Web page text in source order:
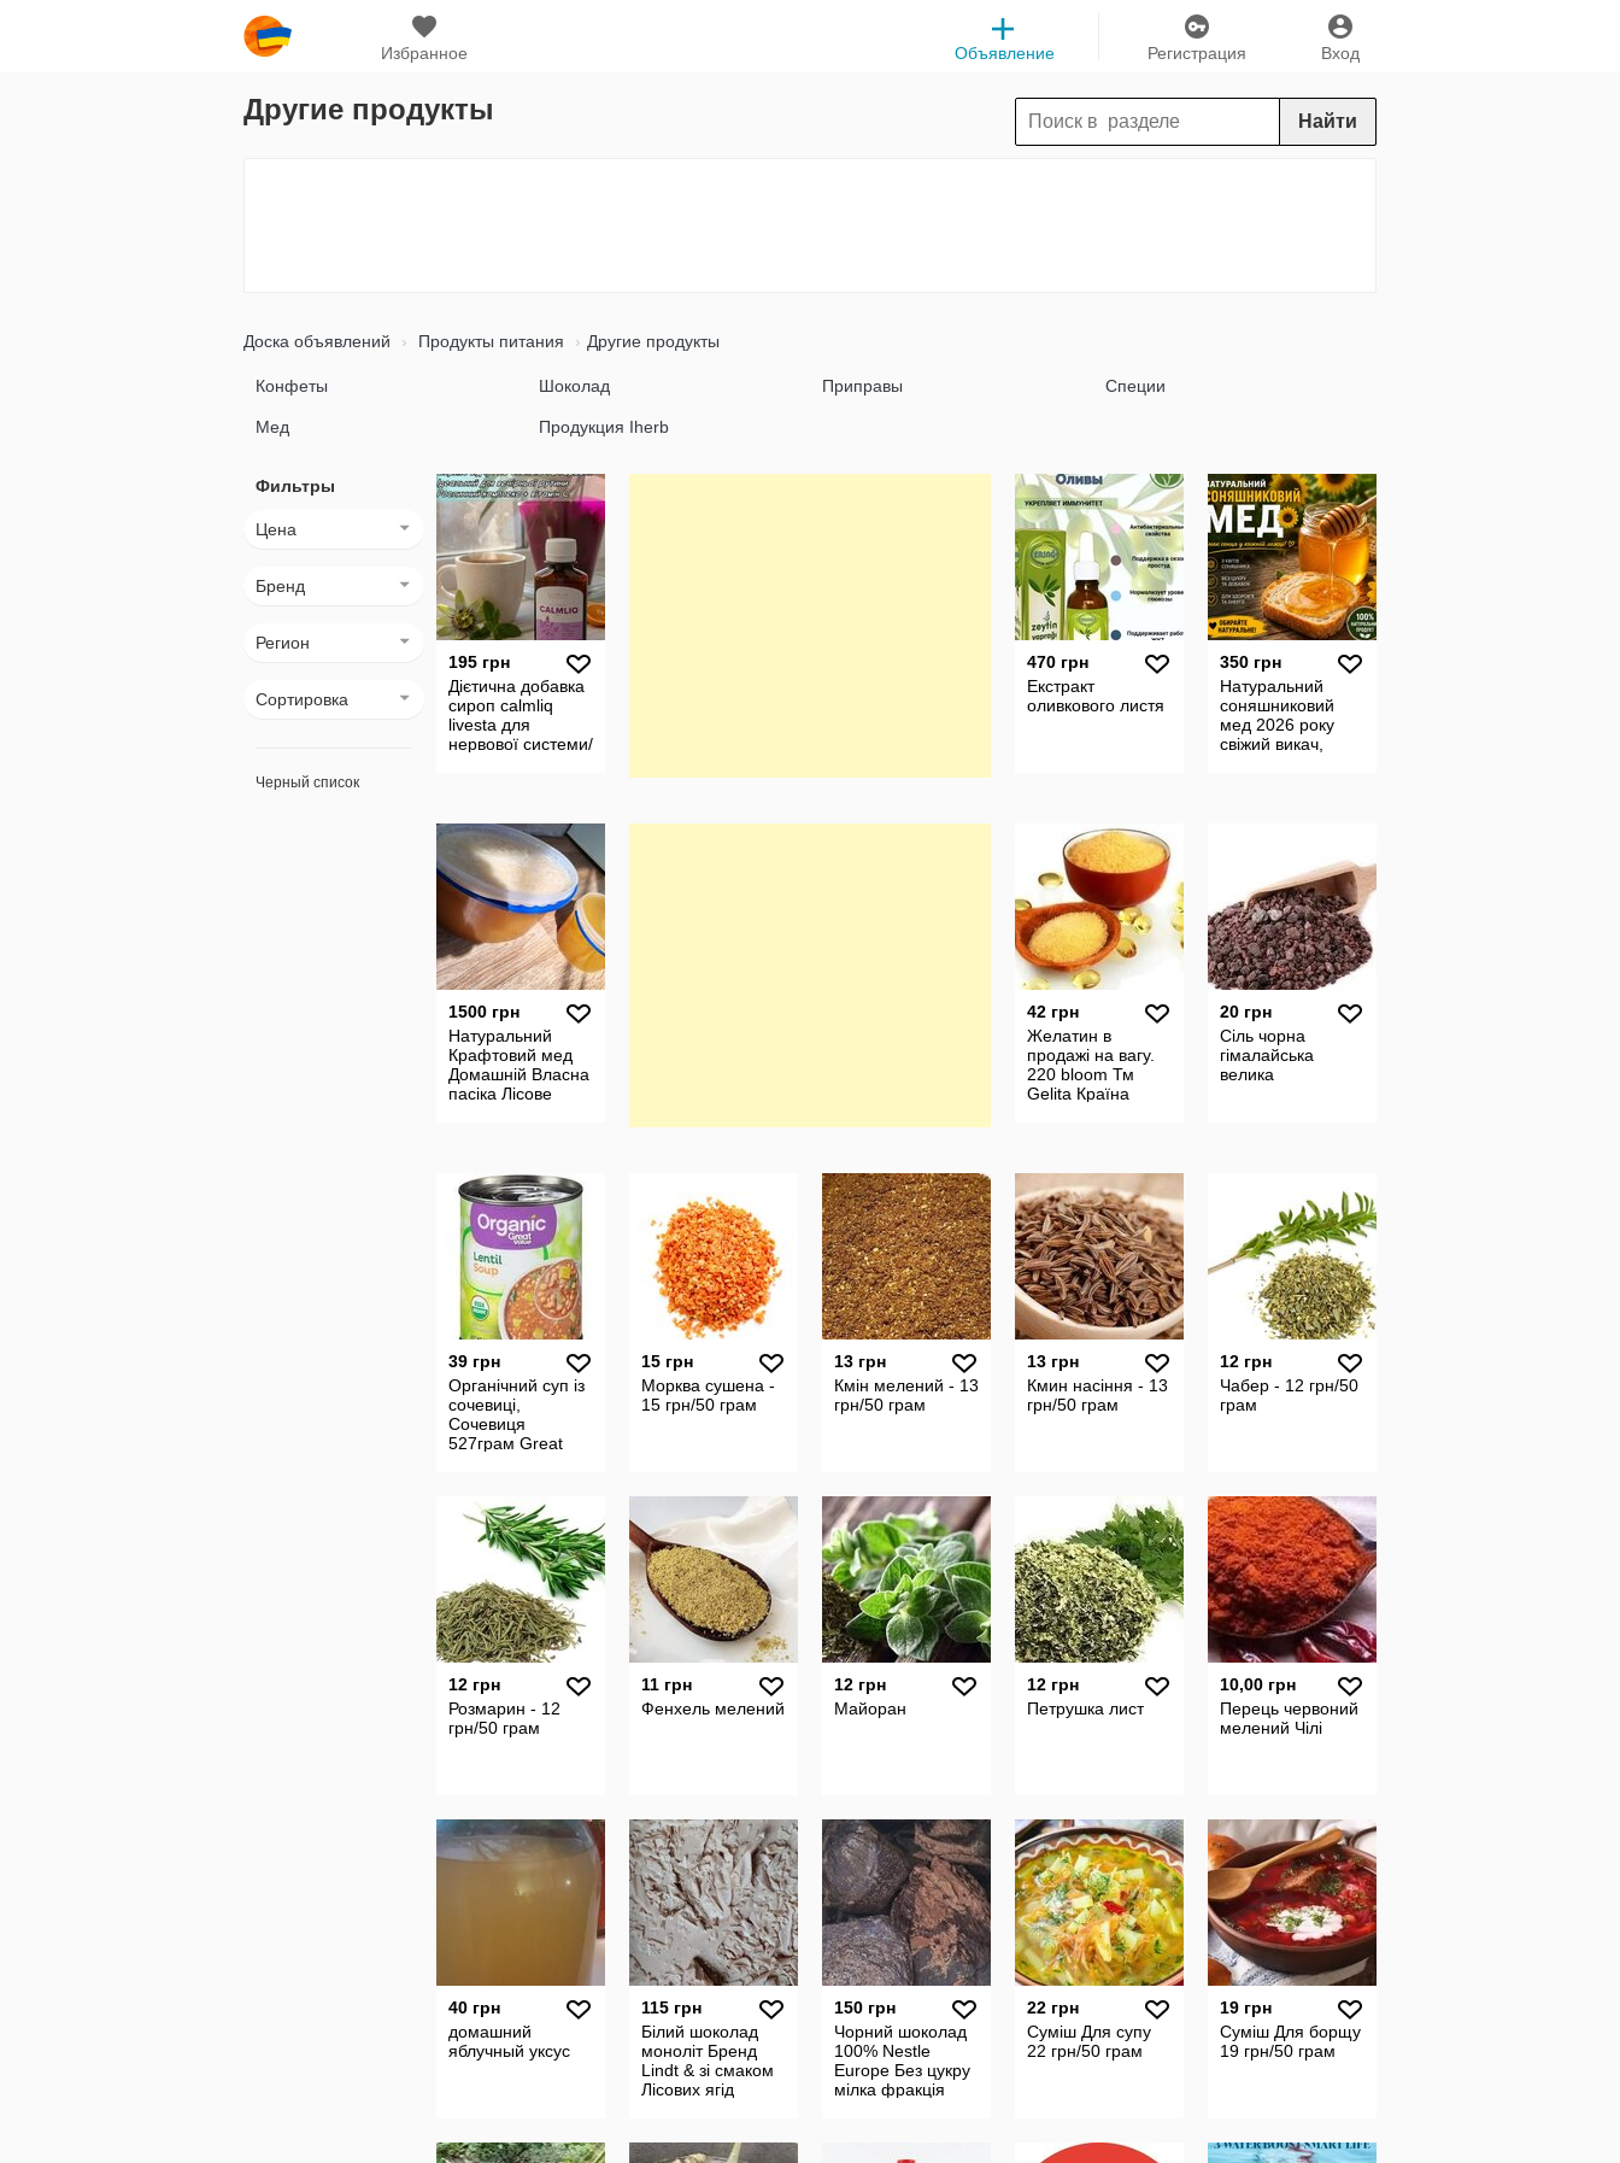
Избранное Вход
Регистрация
Объявление
Другие продукты Найти
Доска объявлений Продукты питания Другие продукты
Конфеты Шоколад Приправы Специи
Мед Продукция Iherb
Фильтры
Цена
Бренд
Регион
Сортировка
Черный список
195 грн
Дієтична добавка
сироп calmliq
livesta для
нервової системи/
470 грн
Екстракт
оливкового листя
350 грн
Натуральний
соняшниковий
мед 2026 року
свіжий викач,
1500 грн
Натуральний
Крафтовий мед
Домашній Власна
пасіка Лісове
42 грн
Желатин в
продажі на вагу.
220 bloom Тм
Gelita Країна
20 грн
Сіль чорна
гімалайська
велика
39 грн
Органічний суп із
сочевиці,
Сочевиця
527грам Great
15 грн
Морква сушена -
15 грн/50 грам
13 грн
Кмін мелений - 13
грн/50 грам
13 грн
Кмин насіння - 13
грн/50 грам
12 грн
Чабер - 12 грн/50
грам
12 грн
Розмарин - 12
грн/50 грам
11 грн
Фенхель мелений
12 грн
Майоран
12 грн
Петрушка лист
10,00 грн
Перець червоний
мелений Чілі
40 грн
домашний
яблучный уксус
115 грн
Білий шоколад
моноліт Бренд
Lindt & зі смаком
Лісових ягід
150 грн
Чорний шоколад
100% Nestle
Europe Без цукру
мілка фракція
22 грн
Суміш Для супу
22 грн/50 грам
19 грн
Суміш Для борщу
19 грн/50 грам